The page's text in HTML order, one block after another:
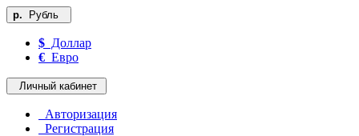
р. Рубль
$ Доллар
€ Евро
Личный кабинет
Авторизация
Регистрация